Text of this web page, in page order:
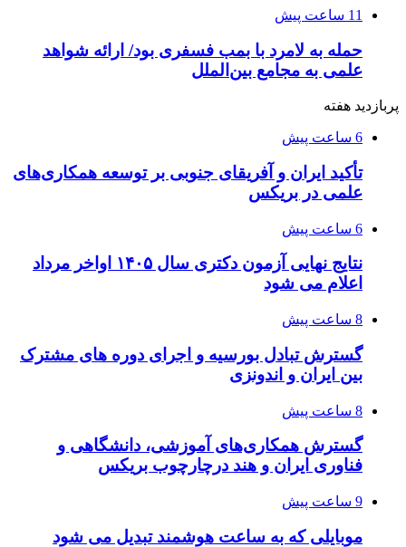
11 ساعت پیش
حمله به لامرد با بمب فسفری بود/ ارائه شواهد
علمی به مجامع بین‌الملل
پربازدید هفته
6 ساعت پیش
تأکید ایران و آفریقای جنوبی بر توسعه همکاری‌های
علمی در بریکس
6 ساعت پیش
نتایج نهایی آزمون دکتری سال ۱۴۰۵ اواخر مرداد
اعلام می شود
8 ساعت پیش
گسترش تبادل بورسیه و اجرای دوره های مشترک
بین ایران و اندونزی
8 ساعت پیش
گسترش همکاری‌های آموزشی، دانشگاهی و
فناوری ایران و هند درچارچوب بریکس
9 ساعت پیش
موبایلی که به ساعت هوشمند تبدیل می شود